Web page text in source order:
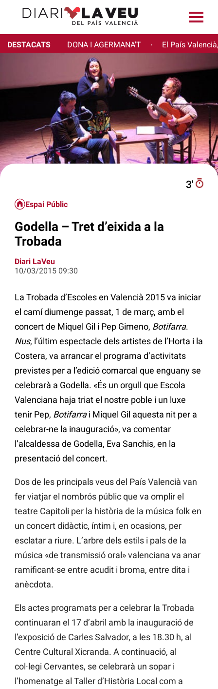
DESTACATS DONA I AGERMANA'T · El País
3′
Espai Públic
Godella – Tret d’eixida a la
Trobada
Diari LaVeu
10/03/2015 09:30
La Trobada d’Escoles en Valencià 2015 va iniciar
el camí diumenge passat, 1 de març, amb el
concert de Miquel Gil i Pep Gimeno, Botifarra.
Nus, l’últim espectacle dels artistes de l’Horta i la
Costera, va arrancar el programa d’activitats
previstes per a l’edició comarcal que enguany se
celebrarà a Godella. «És un orgull que Escola
Valenciana haja triat el nostre poble i un luxe
tenir Pep, Botifarrai Miquel Gil aquesta nit per a
celebrar-ne la inauguració», va comentar
l’alcaldessa de Godella, Eva Sanchis, en la
presentació del concert.
Dos de les principals veus del País Valencià van
fer viatjar el nombrós públic que va omplir el
teatre Capitoli per la història de la música folk en
un concert didàctic, íntim i, en ocasions, per
esclatar a riure. L’arbre dels estils i pals de la
música «de transmissió oral» valenciana va anar
ramificant-se entre acudit i broma, entre dita i
anècdota.
Els actes programats per a celebrar la Trobada
continuaran el 17 d’abril amb la inauguració de
l’exposició de Carles Salvador, a les 18.30 h, al
Centre Cultural Xicranda. A continuació, al
col·legi Cervantes, se celebrarà un sopar i
l’homenatge al Taller d’Història Local com a